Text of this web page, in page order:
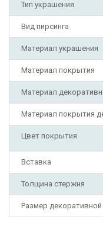
Тип украшения
Вид пирсинга
Материал украшения
Материал покрытия
Материал
Материал покрытия
Цвет покрытия
Вставка
Толщина стержня
Размер